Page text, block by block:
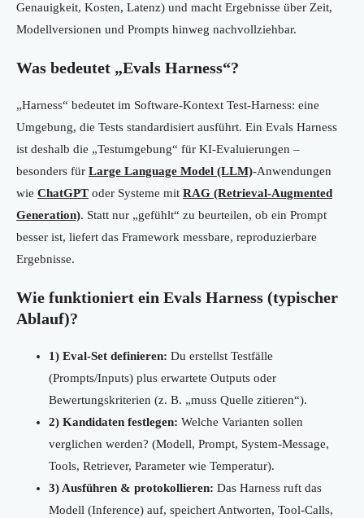
Genauigkeit, Kosten, Latenz) und macht Ergebnisse über Zeit,
Modellversionen und Prompts hinweg nachvollziehbar.
Was bedeutet „Evals Harness“?
„Harness“ bedeutet im Software-Kontext Test-Harness: eine
Umgebung, die Tests standardisiert ausführt. Ein Evals Harness
ist deshalb die „Testumgebung“ für KI-Evaluierungen –
besonders für Large Language Model (LLM)-Anwendungen
wie ChatGPT oder Systeme mit RAG (Retrieval-Augmented
Generation). Statt nur „gefühlt“ zu beurteilen, ob ein Prompt
besser ist, liefert das Framework messbare, reproduzierbare
Ergebnisse.
Wie funktioniert ein Evals Harness (typischer
Ablauf)?
1) Eval-Set definieren: Du erstellst Testfälle
(Prompts/Inputs) plus erwartete Outputs oder
Bewertungskriterien (z. B. „muss Quelle zitieren“).
2) Kandidaten festlegen: Welche Varianten sollen
verglichen werden? (Modell, Prompt, System-Message,
Tools, Retriever, Parameter wie Temperatur).
3) Ausführen & protokollieren: Das Harness ruft das
Modell (Inference) auf, speichert Antworten, Tool-Calls,